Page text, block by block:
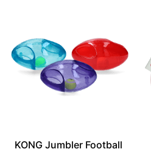
KONG Jumbler Football